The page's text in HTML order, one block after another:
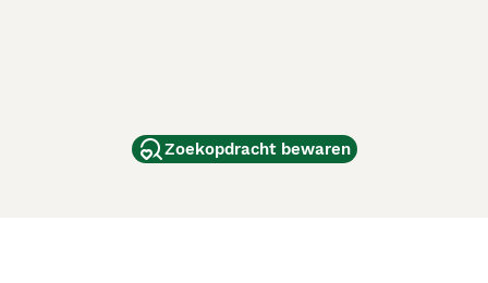
Zoekopdracht bewaren